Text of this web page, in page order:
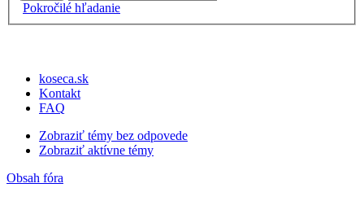
Pokročilé hľadanie
koseca.sk
Kontakt
FAQ
Zobraziť témy bez odpovede
Zobraziť aktívne témy
Obsah fóra